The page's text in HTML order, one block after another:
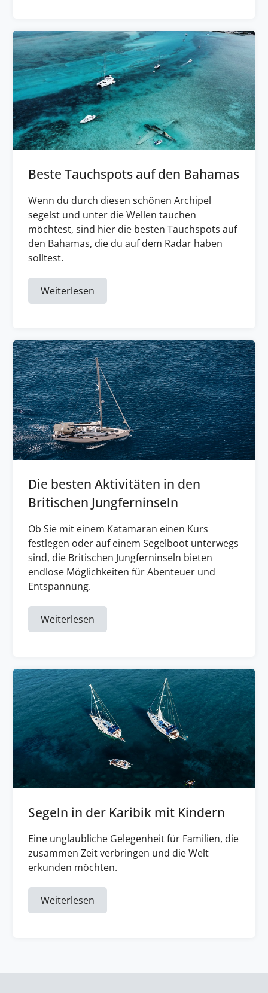
Beste Tauchspots auf den Bahamas
Wenn du durch diesen schönen Archipel
segelst und unter die Wellen tauchen
möchtest, sind hier die besten Tauchspots auf
den Bahamas, die du auf dem Radar haben
solltest.
Weiterlesen
Die besten Aktivitäten in den
Britischen Jungferninseln
Ob Sie mit einem Katamaran einen Kurs
festlegen oder auf einem Segelboot unterwegs
sind, die Britischen Jungferninseln bieten
endlose Möglichkeiten für Abenteuer und
Entspannung.
Weiterlesen
Segeln in der Karibik mit Kindern
Eine unglaubliche Gelegenheit für Familien, die
zusammen Zeit verbringen und die Welt
erkunden möchten.
Weiterlesen